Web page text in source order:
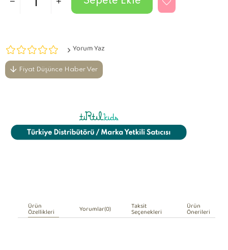
Yorum Yaz
Fiyat Düşünce Haber Ver
Ürün
Özellikleri Yorumlar(0) Taksit
Seçenekleri Ürün
Önerileri